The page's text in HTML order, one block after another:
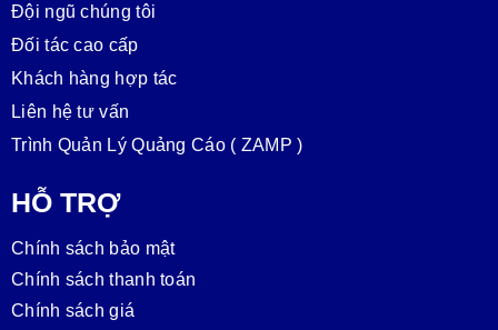
Đội ngũ chúng tôi
Đối tác cao cấp
Khách hàng hợp tác
Liên hệ tư vấn
Trình Quản Lý Quảng Cáo ( ZAMP )
HỖ TRỢ
Chính sách bảo mật
Chính sách thanh toán
Chính sách giá